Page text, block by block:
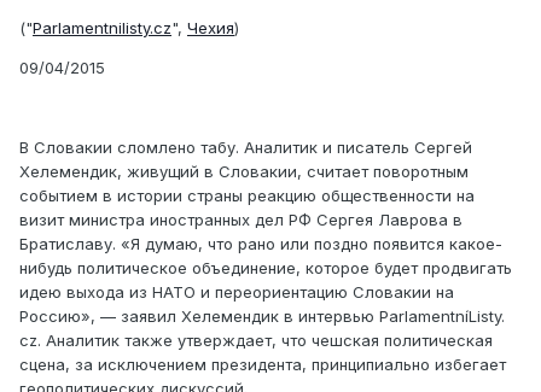
("Parlamentnilisty.cz", Чехия)
09/04/2015
В Словакии сломлено табу. Аналитик и писатель Сергей
Хелемендик, живущий в Словакии, считает поворотным
событием в истории страны реакцию общественности на
визит министра иностранных дел РФ Сергея Лаврова в
Братиславу. «Я думаю, что рано или поздно появится какое-
нибудь политическое объединение, которое будет продвигать
идею выхода из НАТО и переориентацию Словакии на
Россию», — заявил Хелемендик в интервью ParlamentníListy.
cz. Аналитик также утверждает, что чешская политическая
сцена, за исключением президента, принципиально избегает